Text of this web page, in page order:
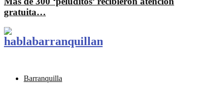
gratuita…
Barranquilla